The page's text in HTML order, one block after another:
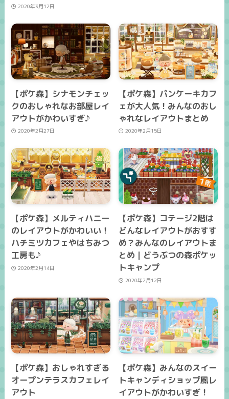
2020年3月12日
【ポケ森】シナモンチェッ
クのおしゃれなお部屋レイ
アウトがかわいすぎ♪
2020年2月27日
【ポケ森】パンケーキカフ
ェが大人気！みんなのおし
ゃれなレイアウトまとめ
2020年2月15日
【ポケ森】メルティハニー
のレイアウトがかわいい！
ハチミツカフェやはちみつ
工房も♪
2020年2月14日
【ポケ森】コテージ2階は
どんなレイアウトがおすす
め？みんなのレイアウトま
とめ｜どうぶつの森ポケッ
トキャンプ
2020年2月12日
【ポケ森】おしゃれすぎる
オープンテラスカフェレイ
アウト
【ポケ森】みんなのスイー
トキャンディショップ風レ
イアウトがかわいすぎ！